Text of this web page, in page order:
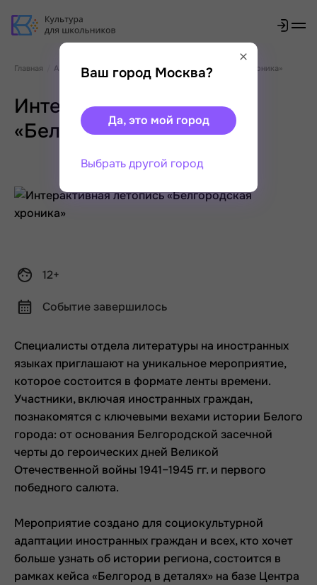
Главная Афиша Интерактивная летопись «Белгородская хроника»
Интерактивная летопись
«Белгородская хроника»
12+
Событие завершилось
Специалисты отдела литературы на иностранных
языках приглашают на уникальное мероприятие,
которое состоится в формате ленты времени.
Участники, включая иностранных граждан,
познакомятся с ключевыми вехами истории Белого
города: от основания Белгородской засечной
черты до героических дней Великой
Отечественной войны 1941–1945 гг. и первого
победного салюта.
Мероприятие создано для социокультурной
адаптации иностранных граждан и всех, кто хочет
больше узнать об истории региона, состоится в
рамках кейса «Белгород в деталях» на базе Центра
Ваш город Москва?
Да, это мой город
Выбрать другой город